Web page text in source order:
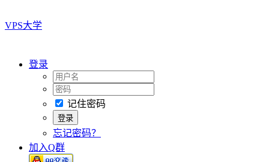
VPS大学
登录
记住密码
忘记密码？
加入Q群